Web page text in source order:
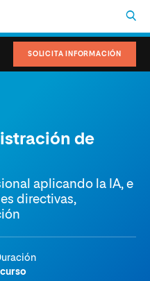
SOLICITA INFORMACIÓN
de
aplicando la IA, e
directivas,
curso